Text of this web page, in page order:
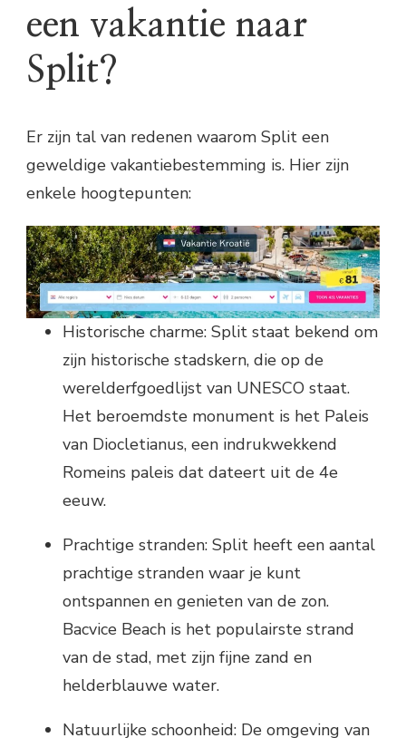
een vakantie naar
Split?
Er zijn tal van redenen waarom Split een
geweldige vakantiebestemming is. Hier zijn
enkele hoogtepunten:
Historische charme: Split staat bekend om
zijn historische stadskern, die op de
werelderfgoedlijst van UNESCO staat.
Het beroemdste monument is het Paleis
van Diocletianus, een indrukwekkend
Romeins paleis dat dateert uit de 4e
eeuw.
Prachtige stranden: Split heeft een aantal
prachtige stranden waar je kunt
ontspannen en genieten van de zon.
Bacvice Beach is het populairste strand
van de stad, met zijn fijne zand en
helderblauwe water.
Natuurlijke schoonheid: De omgeving van